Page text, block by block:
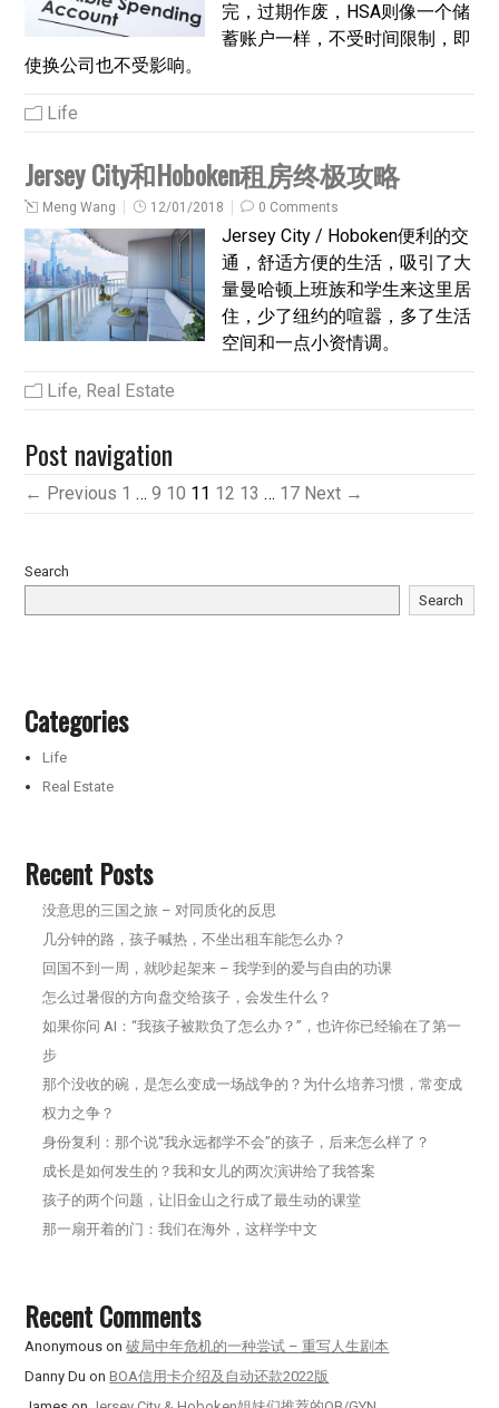
完，过期作废，HSA则像一个储
蓄账户一样，不受时间限制，即
使换公司也不受影响。
Life
Jersey City和Hoboken租房终极攻略
Meng Wang 12/01/2018 0 Comments
Jersey City / Hoboken便利的交
通，舒适方便的生活，吸引了大
量曼哈顿上班族和学生来这里居
住，少了纽约的喧嚣，多了生活
空间和一点小资情调。
Life, Real Estate
Post navigation
← Previous 1 … 9 10 11 12 13 … 17 Next →
Search
Search
Categories
Life
Real Estate
Recent Posts
没意思的三国之旅 – 对同质化的反思
几分钟的路，孩子喊热，不坐出租车能怎么办？
回国不到一周，就吵起架来 – 我学到的爱与自由的功课
怎么过暑假的方向盘交给孩子，会发生什么？
如果你问 AI：“我孩子被欺负了怎么办？”，也许你已经输在了第一
步
那个没收的碗，是怎么变成一场战争的？为什么培养习惯，常变成
权力之争？
身份复利：那个说“我永远都学不会”的孩子，后来怎么样了？
成长是如何发生的？我和女儿的两次演讲给了我答案
孩子的两个问题，让旧金山之行成了最生动的课堂
那一扇开着的门：我们在海外，这样学中文
Recent Comments
Anonymous on破局中年危机的一种尝试 – 重写人生剧本
Danny Du onBOA信用卡介绍及自动还款2022版